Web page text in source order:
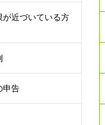
が近づいている方
申告